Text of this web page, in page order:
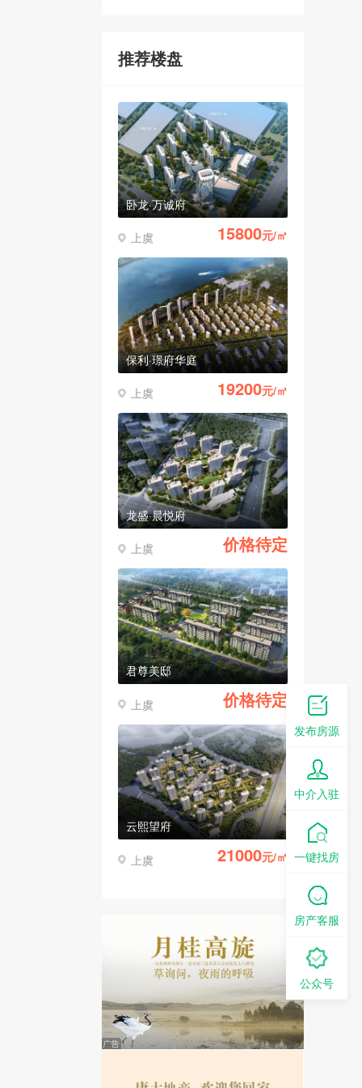
推荐楼盘
卧龙·万诚府
上虞 15800元/㎡
保利·璟府华庭
上虞 19200元/㎡
龙盛·晨悦府
上虞 价格待定
君尊美邸
上虞 价格待定
云熙望府
上虞 21000元/㎡
发布房源
中介入驻
一键找房
房产客服
公众号